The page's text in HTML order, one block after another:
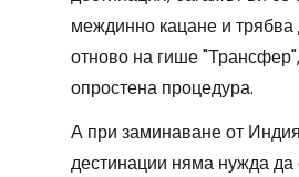
междинно кацане и трябва
отново на гише
опростена процедура.
А при заминаване от
дестинации няма нужда да